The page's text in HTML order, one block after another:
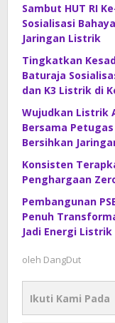
Sambut HUT RI
Sosialisasi
Jaringan Listrik
Tingkatkan
Baturaja
dan K3 Listrik di
Wujudkan Listrik
Bersama Petugas
Bersihkan
Konsisten
Penghargaan
Pembangunan
Penuh
Jadi Energi Listrik
oleh DangDut
Ikuti Kami Pada